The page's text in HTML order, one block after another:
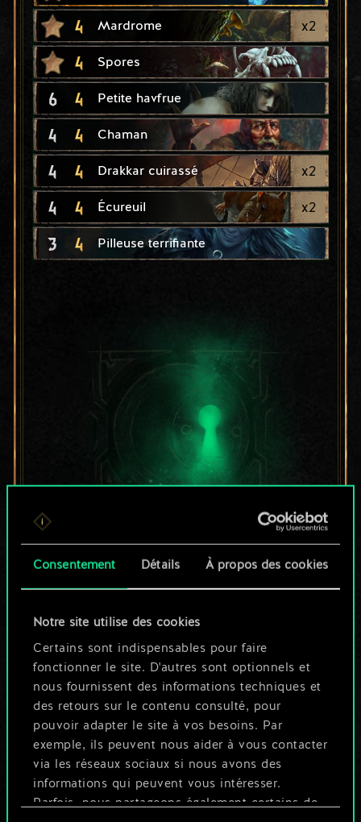
Consentement Détails À propos des cookies
Notre site utilise des cookies
Certains sont indispensables pour faire
fonctionner le site. D'autres sont optionnels et
nous fournissent des informations techniques et
des retours sur le contenu consulté, pour
pouvoir adapter le site à vos besoins. Par
exemple, ils peuvent nous aider à vous contacter
via les réseaux sociaux si nous avons des
informations qui peuvent vous intéresser.
Parfois, nous partageons également certains de
4 Mardrome x2
4 Spores
6 4 Petite havfrue
4 4 Chaman
4 4 Drakkar cuirassé x2
4 4 Écureuil x2
3 4 Pilleuse terrifiante
Pour l'instant, ce
n'est qu'un jeu de
cartes partagé.
Mais cela peut être
tellement plus !
Nommer ce jeu et créer un guide
Modifier le jeu